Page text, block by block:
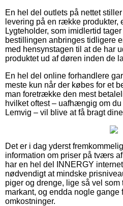
En hel del outlets på nettet
levering på en række produkter,
Lygteholder, som imidlertid
bestillingen anbringes tidligere
med hensynstagen til at de har
produktet ud af døren inden de
En hel del online forhandlere
meste kun når der købes for et
man foretrække den mest
hvilket oftest – uafhængig om
Lemvig – vil blive at få bragt
Det er i dag yderst
information om priser på tværs
har en hel del INNERGY
nødvendigt at mindske
piger og drenge, lige så vel
markant, og endda nogle gange
omkostninger.